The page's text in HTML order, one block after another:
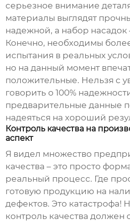
серьезное внимание
материалы выглядят
надежной, а набор
Конечно, необходимы
испытания в реальных
но на данный момент
положительные. Нельзя с
говорить о 100%
предварительные данные
надеяться на хороший
Контроль качества на
аспект
Я видел множество
качества – это просто
реальный процесс. Где
готовую продукцию на
дефектов. Это катастрофа!
контроль качества должен